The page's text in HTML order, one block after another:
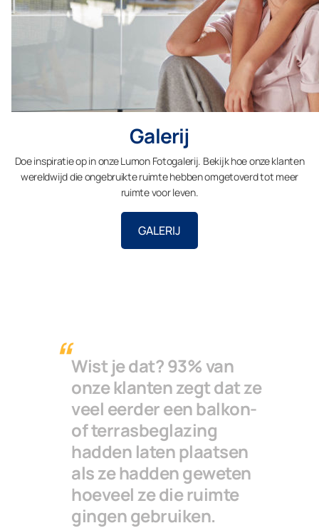
Galerij
Doe inspiratie op in onze Lumon Fotogalerij. Bekijk hoe onze klanten
wereldwijd die ongebruikte ruimte hebben omgetoverd tot meer
ruimte voor leven.
GALERIJ
Wist je dat? 93% van
onze klanten zegt dat ze
veel eerder een balkon-
of terrasbeglazing
hadden laten plaatsen
als ze hadden geweten
hoeveel ze die ruimte
gingen gebruiken.